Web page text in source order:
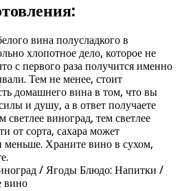
вина полусладкого в
хлопотное дело, которое не
с первого раза получится именно
Тем не менее, стоит
домашнего вина в том, что вы
и душу, а в ответ получаете
виноград, тем светлее
от сорта, сахара может
меньше. Храните вино в сухом,
/ Ягоды Блюдо: Напитки /
вино